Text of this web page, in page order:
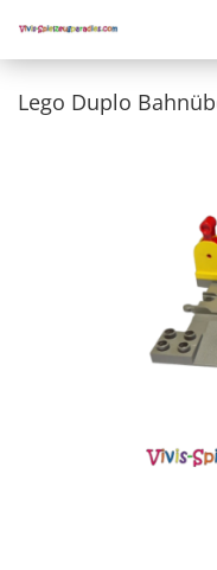
Lego Duplo